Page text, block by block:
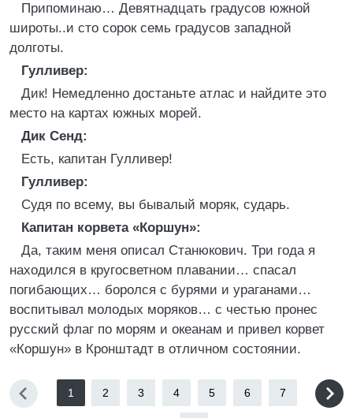
Припоминаю… Девятнадцать градусов южной
широты..и сто сорок семь градусов западной
долготы.
Гулливер:
Дик! Немедленно достаньте атлас и найдите это
место на картах южных морей.
Дик Сенд:
Есть, капитан Гулливер!
Гулливер:
Судя по всему, вы бывалый моряк, сударь.
Капитан корвета «Коршун»:
Да, таким меня описал Станюкович. Три года я
находился в кругосветном плавании… спасал
погибающих… боролся с бурями и ураганами…
воспитывал молодых моряков… с честью пронес
русский флаг по морям и океанам и привел корвет
«Коршун» в Кронштадт в отличном состоянии.
1 2 3 4 5 6 7